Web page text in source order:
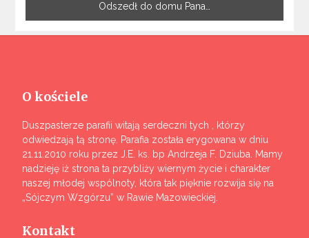
Odszedł do domu Pana…
O kościele
Duszpasterze parafii witają serdeczni tych , którzy
odwiedzają tą stronę. Parafia została erygowana w dniu
21.11.2010 roku przez J.E. ks. bp Andrzeja F. Dziuba. Mamy
nadzieję iż strona ta przybliży wiernym życie i charakter
naszej młodej wspólnoty, która tak pięknie rozwija się na
„Sójczym Wzgórzu” w Rawie Mazowieckiej.
Kontakt